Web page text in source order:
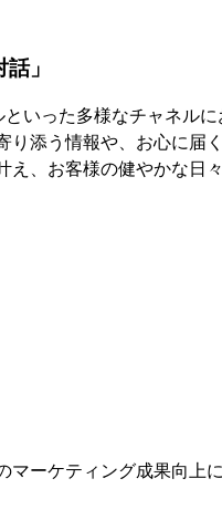
」
いった多様なチャネル
添う情報や、お心に
、お客様の健やかな日
ーケティング成果向上